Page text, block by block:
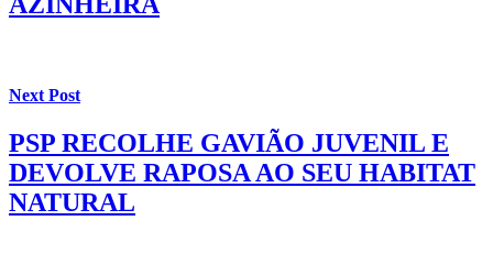
Next Post
PSP RECOLHE GAVIÃO JUVENIL E
DEVOLVE RAPOSA AO SEU HABITAT
NATURAL